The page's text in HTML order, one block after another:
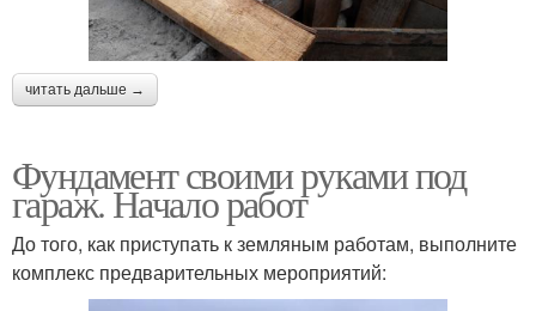
читать дальше →
Фундамент своими руками под
гараж. Начало работ
До того, как приступать к земляным работам, выполните
комплекс предварительных мероприятий: